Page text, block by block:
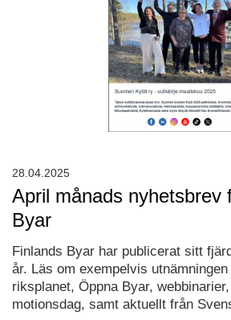
April månads nyhetsbrev
Byar
Finlands Byar har publicerat sitt
år. Läs om exempelvis
riksplanet, Öppna Byar,
motionsdag, samt aktuellt från
28.04.2025